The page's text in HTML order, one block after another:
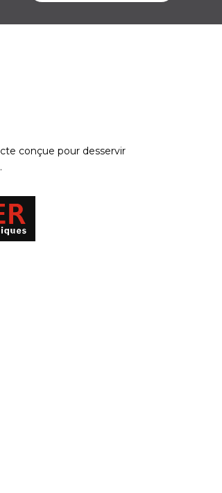
conçue pour desservir